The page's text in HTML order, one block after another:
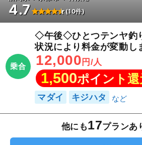
4.7 (10件)
乗合
◇午後◇ひとつテンヤ釣
状況により料金が変動し
12,000 円/人
1,500ポイント還
マダイ キジハタ
他にも17プランあ